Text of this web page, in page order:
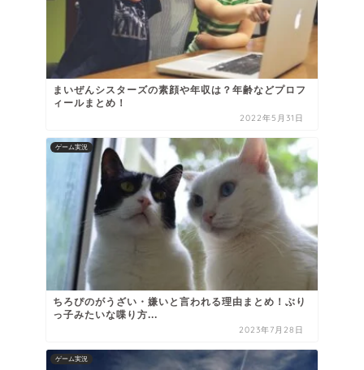
まいぜんシスターズの素顔や年収は？年齢などプロフ
ィールまとめ！
2022年5月31日
ゲーム実況
ちろぴのがうざい・嫌いと言われる理由まとめ！ぶり
っ子みたいな喋り方...
2023年7月28日
ゲーム実況